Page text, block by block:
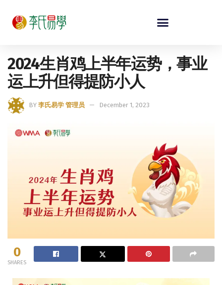
2024生肖鸡上半年运势，事业
运上升但得提防小人
BY 李氏易学 管理员 December 1, 2023
0
SHARES